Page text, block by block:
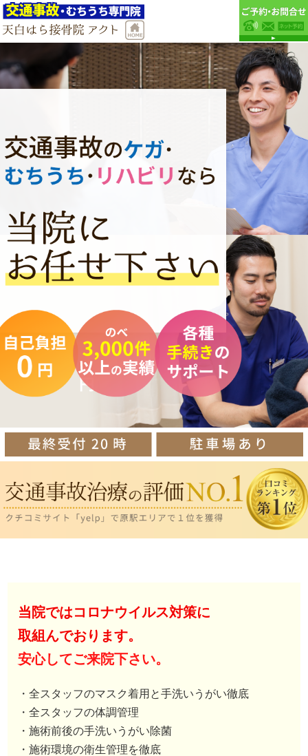
当院ではコロナウイルス対策に
取組んでおります。
安心してご来院下さい。
・全スタッフのマスク着用と手洗いうがい徹底
・全スタッフの体調管理
・施術前後の手洗いうがい除菌
・施術環境の衛生管理を徹底